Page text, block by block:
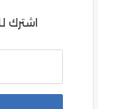
اشترك